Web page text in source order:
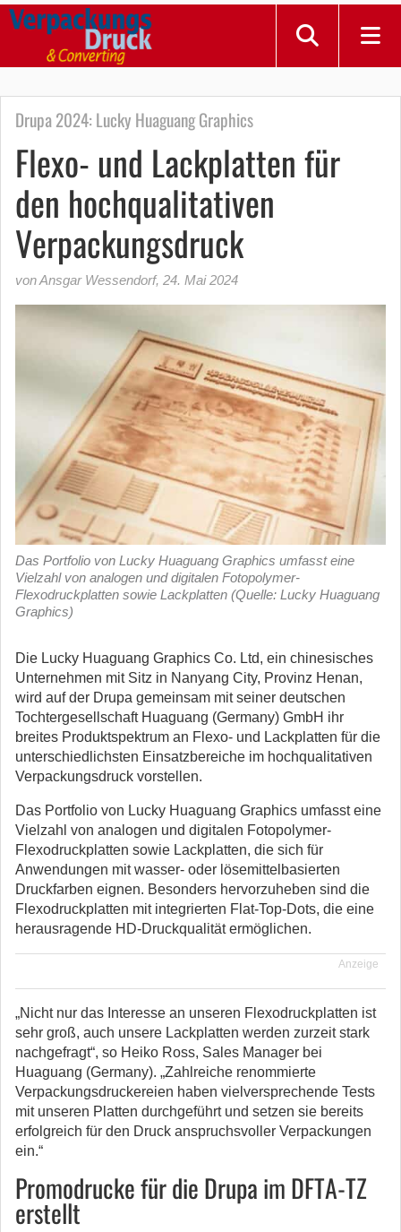
Drupa 2024: Lucky Huaguang Graphics
Flexo- und Lackplatten für
den hochqualitativen
Verpackungsdruck
von Ansgar Wessendorf, 24. Mai 2024
Das Portfolio von Lucky Huaguang Graphics umfasst eine
Vielzahl von analogen und digitalen Fotopolymer-
Flexodruckplatten sowie Lackplatten (Quelle: Lucky Huaguang
Graphics)
Die Lucky Huaguang Graphics Co. Ltd, ein chinesisches
Unternehmen mit Sitz in Nanyang City, Provinz Henan,
wird auf der Drupa gemeinsam mit seiner deutschen
Tochtergesellschaft Huaguang (Germany) GmbH ihr
breites Produktspektrum an Flexo- und Lackplatten für die
unterschiedlichsten Einsatzbereiche im hochqualitativen
Verpackungsdruck vorstellen.
Das Portfolio von Lucky Huaguang Graphics umfasst eine
Vielzahl von analogen und digitalen Fotopolymer-
Flexodruckplatten sowie Lackplatten, die sich für
Anwendungen mit wasser- oder lösemittelbasierten
Druckfarben eignen. Besonders hervorzuheben sind die
Flexodruckplatten mit integrierten Flat-Top-Dots, die eine
herausragende HD-Druckqualität ermöglichen.
Anzeige
„Nicht nur das Interesse an unseren Flexodruckplatten ist
sehr groß, auch unsere Lackplatten werden zurzeit stark
nachgefragt“, so Heiko Ross, Sales Manager bei
Huaguang (Germany). „Zahlreiche renommierte
Verpackungsdruckereien haben vielversprechende Tests
mit unseren Platten durchgeführt und setzen sie bereits
erfolgreich für den Druck anspruchsvoller Verpackungen
ein.“
Promodrucke für die Drupa im DFTA-TZ
erstellt